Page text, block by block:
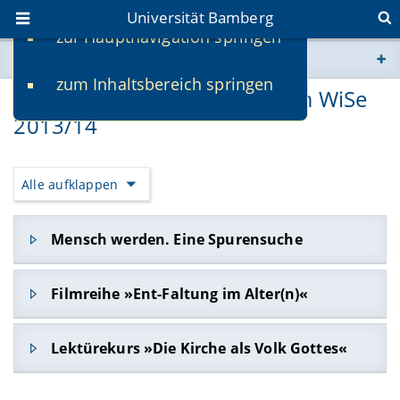
zur Hauptnavigation springen
zum Inhaltsbereich springen
Universität Bamberg
www.uni-bamberg.de
fis.uni-bamberg.de
(Transfer-)Veranstaltungen im WiSe
2013/14
Alle aufklappen
Mensch werden. Eine Spurensuche
Filmreihe »Ent-Faltung im Alter(n)«
Beginn: Mittwoch, 9. Oktober 2013 (5 Filme),
jeweils 19.00 Uhr
Lektürekurs »Die Kirche als Volk Gottes«